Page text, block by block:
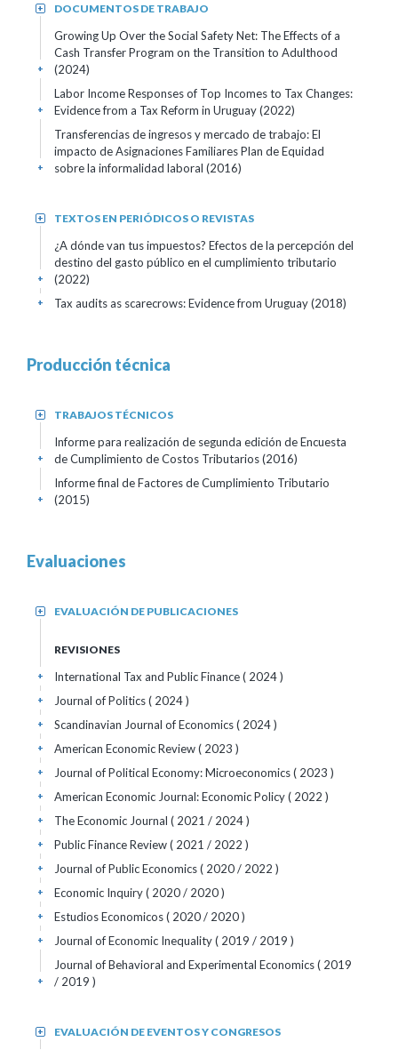
DOCUMENTOS DE TRABAJO
+
Growing Up Over the Social Safety Net: The Effects of a
Cash Transfer Program on the Transition to Adulthood
(2024)
+
Labor Income Responses of Top Incomes to Tax Changes:
Evidence from a Tax Reform in Uruguay (2022)
+
Transferencias de ingresos y mercado de trabajo: El
impacto de Asignaciones Familiares Plan de Equidad
sobre la informalidad laboral (2016)
+
TEXTOS EN PERIÓDICOS O REVISTAS
+
¿A dónde van tus impuestos? Efectos de la percepción del
destino del gasto público en el cumplimiento tributario
(2022)
+
Tax audits as scarecrows: Evidence from Uruguay (2018)
+
Producción técnica
TRABAJOS TÉCNICOS
+
Informe para realización de segunda edición de Encuesta
de Cumplimiento de Costos Tributarios (2016)
+
Informe final de Factores de Cumplimiento Tributario
(2015)
+
Evaluaciones
EVALUACIÓN DE PUBLICACIONES
+
REVISIONES
International Tax and Public Finance( 2024 )
+
Journal of Politics( 2024 )
+
Scandinavian Journal of Economics( 2024 )
+
American Economic Review( 2023 )
+
Journal of Political Economy: Microeconomics( 2023 )
+
American Economic Journal: Economic Policy( 2022 )
+
The Economic Journal ( 2021 / 2024 )
+
Public Finance Review( 2021 / 2022 )
+
Journal of Public Economics( 2020 / 2022 )
+
Economic Inquiry( 2020 / 2020 )
+
Estudios Economicos( 2020 / 2020 )
+
Journal of Economic Inequality( 2019 / 2019 )
+
Journal of Behavioral and Experimental Economics( 2019
/ 2019 )
+
EVALUACIÓN DE EVENTOS Y CONGRESOS
+